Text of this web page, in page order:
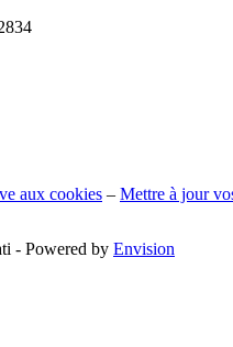
aux cookies – Mettre à jour
- Powered by Envision